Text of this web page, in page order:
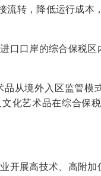
流转，降低运行成本
口口岸的综合保税区
从境外入区监管模
化艺术品在综合保
开展高技术、高附